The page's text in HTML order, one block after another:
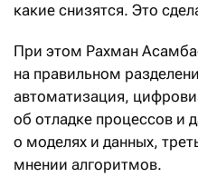
какие снизятся. Это
При этом Рахман
на правильном
автоматизация,
об отладке процессов и
о моделях и данных,
мнении алгоритмов.